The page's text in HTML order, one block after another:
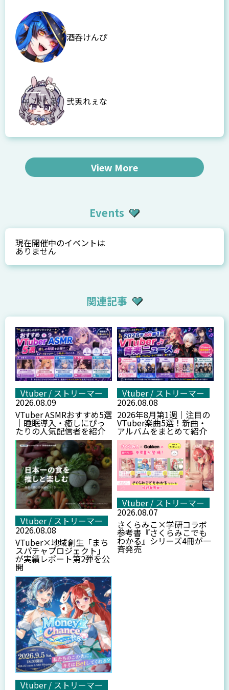
酒呑けんぴ
弐兎れぇな
View More
Events
現在開催中のイベントは
ありません
関連記事
Vtuber / ストリーマー
2026.08.09
VTuber ASMRおすすめ5選
｜睡眠導入・癒しにぴっ
たりの人気配信者を紹介
Vtuber / ストリーマー
2026.08.08
2026年8月第1週｜注目の
VTuber楽曲5選！新曲・
アルバムをまとめて紹介
Vtuber / ストリーマー
2026.08.08
VTuber×地域創生「まち
スパチャプロジェクト」
が実績レポート第2弾を公
開
Vtuber / ストリーマー
2026.08.07
さくらみこ×学研コラボ
参考書『さくらみこでも
わかる』シリーズ4冊が一
斉発売
Vtuber / ストリーマー